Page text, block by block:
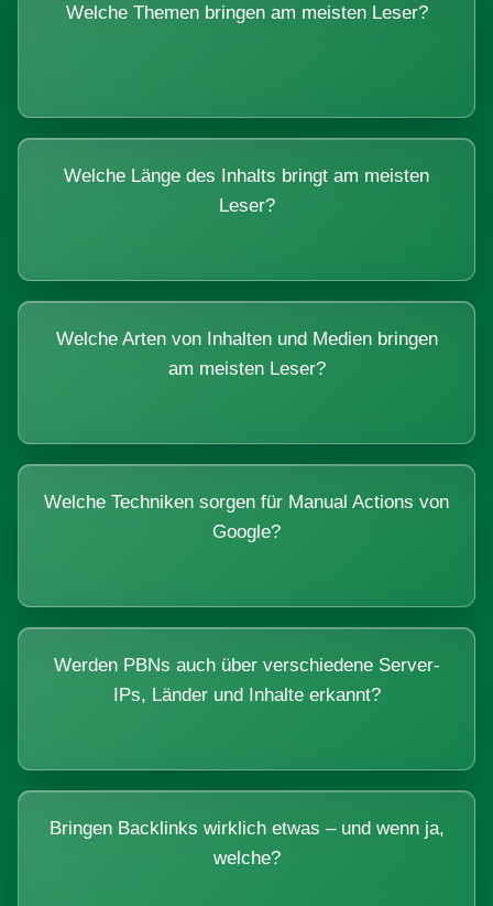
Welche Themen bringen am meisten Leser?
Welche Länge des Inhalts bringt am meisten
Leser?
Welche Arten von Inhalten und Medien bringen
am meisten Leser?
Welche Techniken sorgen für Manual Actions von
Google?
Werden PBNs auch über verschiedene Server-
IPs, Länder und Inhalte erkannt?
Bringen Backlinks wirklich etwas – und wenn ja,
welche?